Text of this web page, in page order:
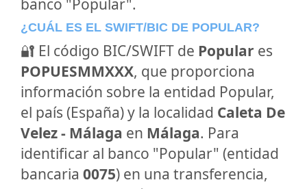
banco "Popular".
¿CUÁL ES EL SWIFT/BIC DE POPULAR?
🔐 El código BIC/SWIFT de Popular es
POPUESMMXXX, que proporciona
información sobre la entidad Popular,
el país (España) y la localidad Caleta De
Velez - Málaga en Málaga. Para
identificar al banco "Popular" (entidad
bancaria 0075) en una transferencia,